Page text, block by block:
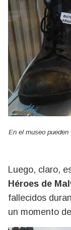
En el museo
Luego, claro,
Héroes de
fallecidos
un momento